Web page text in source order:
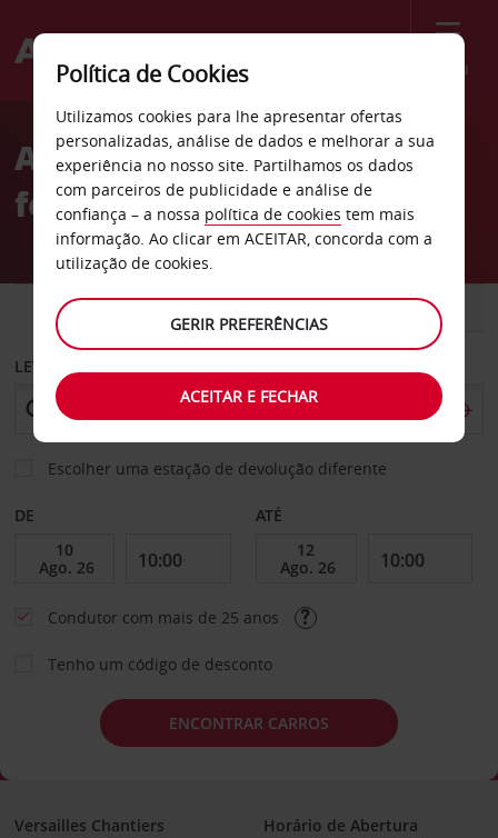
Menu
Welcome
AvisAluguer de carros Estação
ferroviária de Versalhes
CARRO COMERCIAIS
LEVANTAR EM
Escolher uma estação de devolução diferente
DE ATÉ
Condutor com mais de 25 anos
Tenho um código de desconto
ENCONTRAR CARROS
Versailles Chantiers
Horário de Abertura
Política de Cookies
Utilizamos cookies para lhe apresentar ofertas
personalizadas, análise de dados e melhorar a sua
experiência no nosso site. Partilhamos os dados
com parceiros de publicidade e análise de
confiança – a nossa política de cookies tem mais
informação. Ao clicar em ACEITAR, concorda com a
utilização de cookies.
GERIR PREFERÊNCIAS
ACEITAR E FECHAR